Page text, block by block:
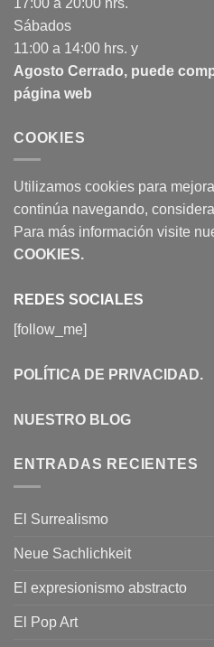
Sábados
11:00 a 14:00 hrs. y
Agosto Cerrado, puede
página web
COOKIES
Utilizamos cookies para
continúa navegando,
Para más información visite
COOKIES.
REDES SOCIALES
[follow_me]
POLÍTICA DE PRIVACIDAD.
NUESTRO BLOG
ENTRADAS RECIENTES
El Surrealismo
Neue Sachlichkeit
El expresionismo abstracto
El Pop Art